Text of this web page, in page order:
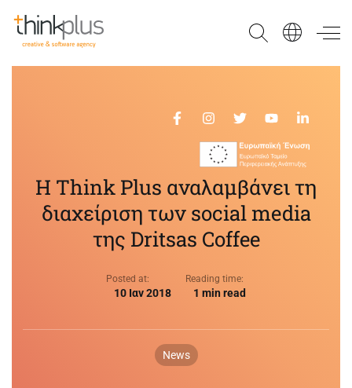
Think Plus
Η Think Plus αναλαμβάνει τη
διαχείριση των social media
της Dritsas Coffee
Posted at:
10 Ιαν 2018
Reading time:
1 min read
News